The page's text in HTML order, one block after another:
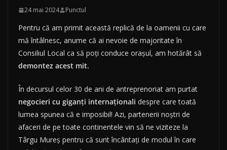
24 mai 2024 Punctul
Pentru că am primit această replică de la oamenii cu care
mă întâlnesc, anume că ai nevoie de majoritate în
Consiliul Local ca să poți conduce orașul, am hotărât să
demontez acest mit.
În decursul celor 30 de ani de antreprenoriat am purtat
negocieri cu giganți internaționali despre care toată
lumea spunea că e imposibil! Azi, partenerii noștri de
afaceri de pe toate continentele vin să ne viziteze la
Târgu Mureș pentru că sunt încântați de modul în care